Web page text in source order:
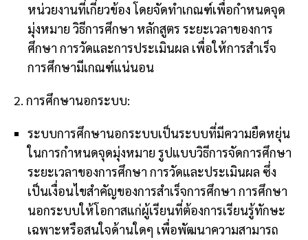
หน่วยงานที่เกี่ยวข้อง โดยจัดทำเกณฑ์เพื่อกำหนดจุด
มุ่งหมาย วิธีการศึกษา หลักสูตร ระยะเวลาของการ
ศึกษา การวัดและการประเมินผล เพื่อให้การสำเร็จ
การศึกษามีเกณฑ์แน่นอน
2. การศึกษานอกระบบ:
ระบบการศึกษานอกระบบเป็นระบบที่มีความยืดหยุ่น
ในการกำหนดจุดมุ่งหมาย รูปแบบวิธีการจัดการศึกษา
ระยะเวลาของการศึกษา การวัดและประเมินผล ซึ่ง
เป็นเงื่อนไขสำคัญของการสำเร็จการศึกษา การศึกษา
นอกระบบให้โอกาสแก่ผู้เรียนที่ต้องการเรียนรู้ทักษะ
เฉพาะหรือสนใจด้านใดๆ เพื่อพัฒนาความสามารถ